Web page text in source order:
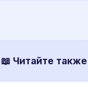
📖 Читайте также